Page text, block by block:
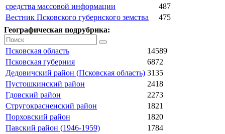
средства массовой информации
487
Вестник Псковского губернского земства
475
Географическая подрубрика:
Псковская область
14589
Псковская губерния
6872
Дедовичский район (Псковская область) 3135
Пустошкинский район
2418
Гдовский район
2273
Стругокрасненский район
1821
Порховский район
1820
Павский район (1946-1959)
1784